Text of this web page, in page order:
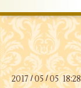
2017/05 / 05 18:28